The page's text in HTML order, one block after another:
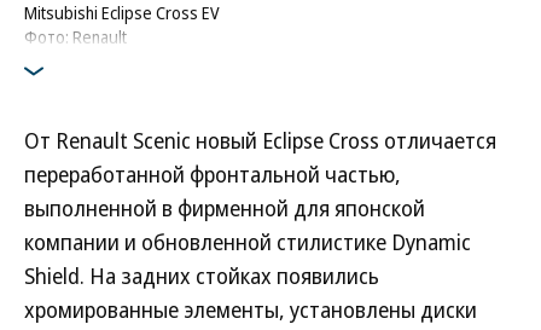
Mitsubishi Eclipse Cross EV
Фото: Renault
От Renault Scenic новый Eclipse Cross отличается
переработанной фронтальной частью,
выполненной в фирменной для японской
компании и обновленной стилистике Dynamic
Shield. На задних стойках появились
хромированные элементы, установлены диски